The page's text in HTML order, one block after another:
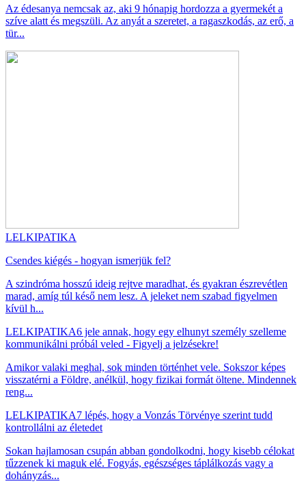
Az édesanya nemcsak az, aki 9 hónapig hordozza a gyermekét a
szíve alatt és megszüli. Az anyát a szeretet, a ragaszkodás, az erő, a
tür...
LELKIPATIKA
Csendes kiégés - hogyan ismerjük fel?
A szindróma hosszú ideig rejtve maradhat, és gyakran észrevétlen
marad, amíg túl késő nem lesz. A jeleket nem szabad figyelmen
kívül h...
LELKIPATIKA6 jele annak, hogy egy elhunyt személy szelleme
kommunikálni próbál veled - Figyelj a jelzésekre!
Amikor valaki meghal, sok minden történhet vele. Sokszor képes
visszatérni a Földre, anélkül, hogy fizikai formát öltene. Mindennek
reng...
LELKIPATIKA7 lépés, hogy a Vonzás Törvénye szerint tudd
kontrollálni az életedet
Sokan hajlamosan csupán abban gondolkodni, hogy kisebb célokat
tűzzenek ki maguk elé. Fogyás, egészséges táplálkozás vagy a
dohányzás...